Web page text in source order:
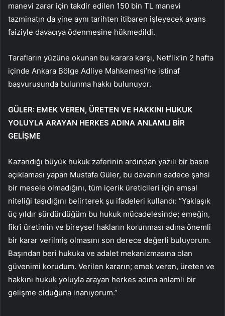
manevi zarar için takdir edilen 150 bin TL manevi
tazminatın da yine aynı tarihten itibaren işleyecek avans
faiziyle davacıya ödenmesine hükmedildi.
Tarafların yüzüne okunan bu karara karşı, Netflix’in 2 hafta
içinde Ankara Bölge Adliye Mahkemesi’ne istinaf
başvurusunda bulunma hakkı bulunuyor.
GÜLER: EMEK VEREN, ÜRETEN VE HAKKINI HUKUK
YOLUYLA ARAYAN HERKES ADINA ANLAMLI BİR
GELİŞME
Kazandığı büyük hukuk zaferinin ardından yazılı bir basın
açıklaması yapan Mustafa Güler, bu davanın sadece şahsi
bir mesele olmadığını, tüm içerik üreticileri için emsal
niteliği taşıdığını belirterek şu ifadeleri kullandı: “Yaklaşık
üç yıldır sürdürdüğüm bu hukuk mücadelesinde; emeğin,
fikrî üretimin ve bireysel hakların korunması adına önemli
bir karar verilmiş olmasını son derece değerli buluyorum.
Başından beri hukuka ve adalet mekanizmasına olan
güvenimi korudum. Verilen kararın; emek veren, üreten ve
hakkını hukuk yoluyla arayan herkes adına anlamlı bir
gelişme olduğuna inanıyorum.”